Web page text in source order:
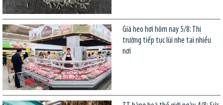
Giá heo hơi hôm nay 5/8: Thị
trường tiếp tục lùi nhẹ tại nhiều
nơi